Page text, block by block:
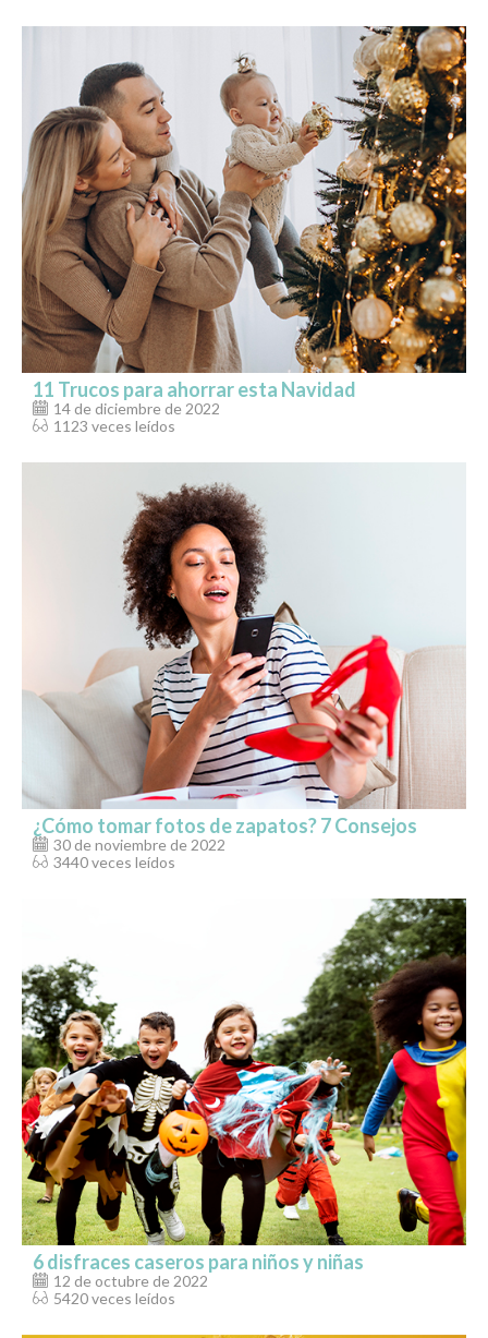
11 Trucos para ahorrar esta Navidad
14 de diciembre de 2022
1123 veces leídos
¿Cómo tomar fotos de zapatos? 7 Consejos
30 de noviembre de 2022
3440 veces leídos
6 disfraces caseros para niños y niñas
12 de octubre de 2022
5420 veces leídos